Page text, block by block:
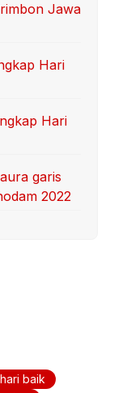
Jawa
Hari
Hari
garis
2022
hari baik